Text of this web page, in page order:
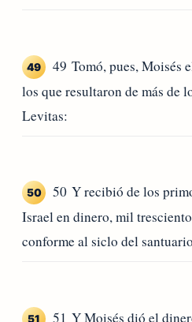
49
49 Tomó, pues, Moisés
los que resultaron de más de
Levitas:
50
50 Y recibió de los
Israel en dinero, mil
conforme al siclo del
51
51 Y Moisés dió el